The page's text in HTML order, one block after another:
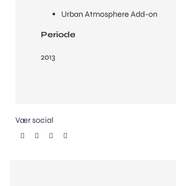
Urban Atmosphere Add-on
Periode
2013
Vær social